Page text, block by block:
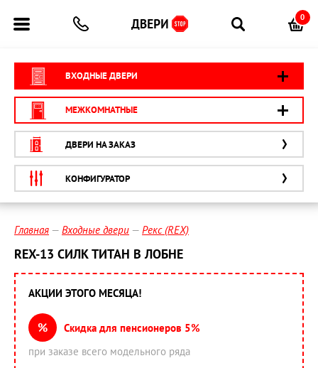
0
ВХОДНЫЕ ДВЕРИ
МЕЖКОМНАТНЫЕ
ДВЕРИ НА ЗАКАЗ
КОНФИГУРАТОР
Главная Входные двери Рекс (REX)
REX-13 СИЛК ТИТАН В ЛОБНЕ
АКЦИИ ЭТОГО МЕСЯЦА!
%
Скидка для пенсионеров 5%
при заказе всего модельного ряда